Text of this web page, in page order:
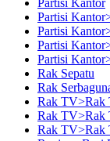
Partisi Kantor
Partisi
Partisi
Partisi
Partisi
Rak Sepatu
Rak
Rak TV>Rak
Rak TV>Rak
Rak TV>Rak